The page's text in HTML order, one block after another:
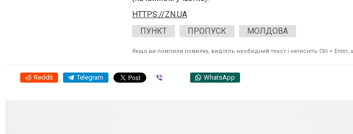
HTTPS://ZN.UA
ПУНКТ
ПРОПУСК МОЛДОВА
Якщо ви помітили помилку, виділіть необхідний текст і натисніть Ctrl +
Reddit Telegram WhatsApp